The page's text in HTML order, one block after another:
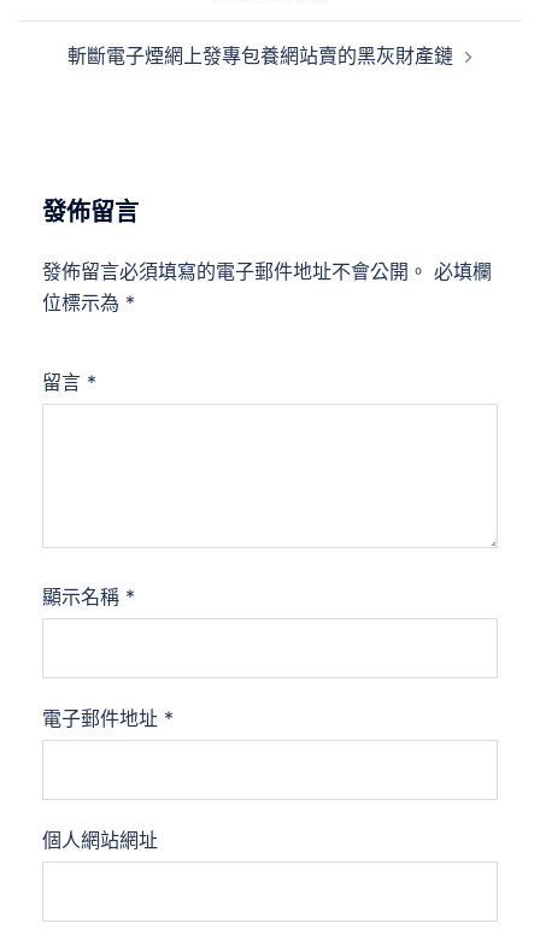
斬斷電子煙網上發專包養網站賣的黑灰財產鏈
發佈留言
發佈留言必須填寫的電子郵件地址不會公開。 必填欄
位標示為 *
留言 *
顯示名稱 *
電子郵件地址 *
個人網站網址